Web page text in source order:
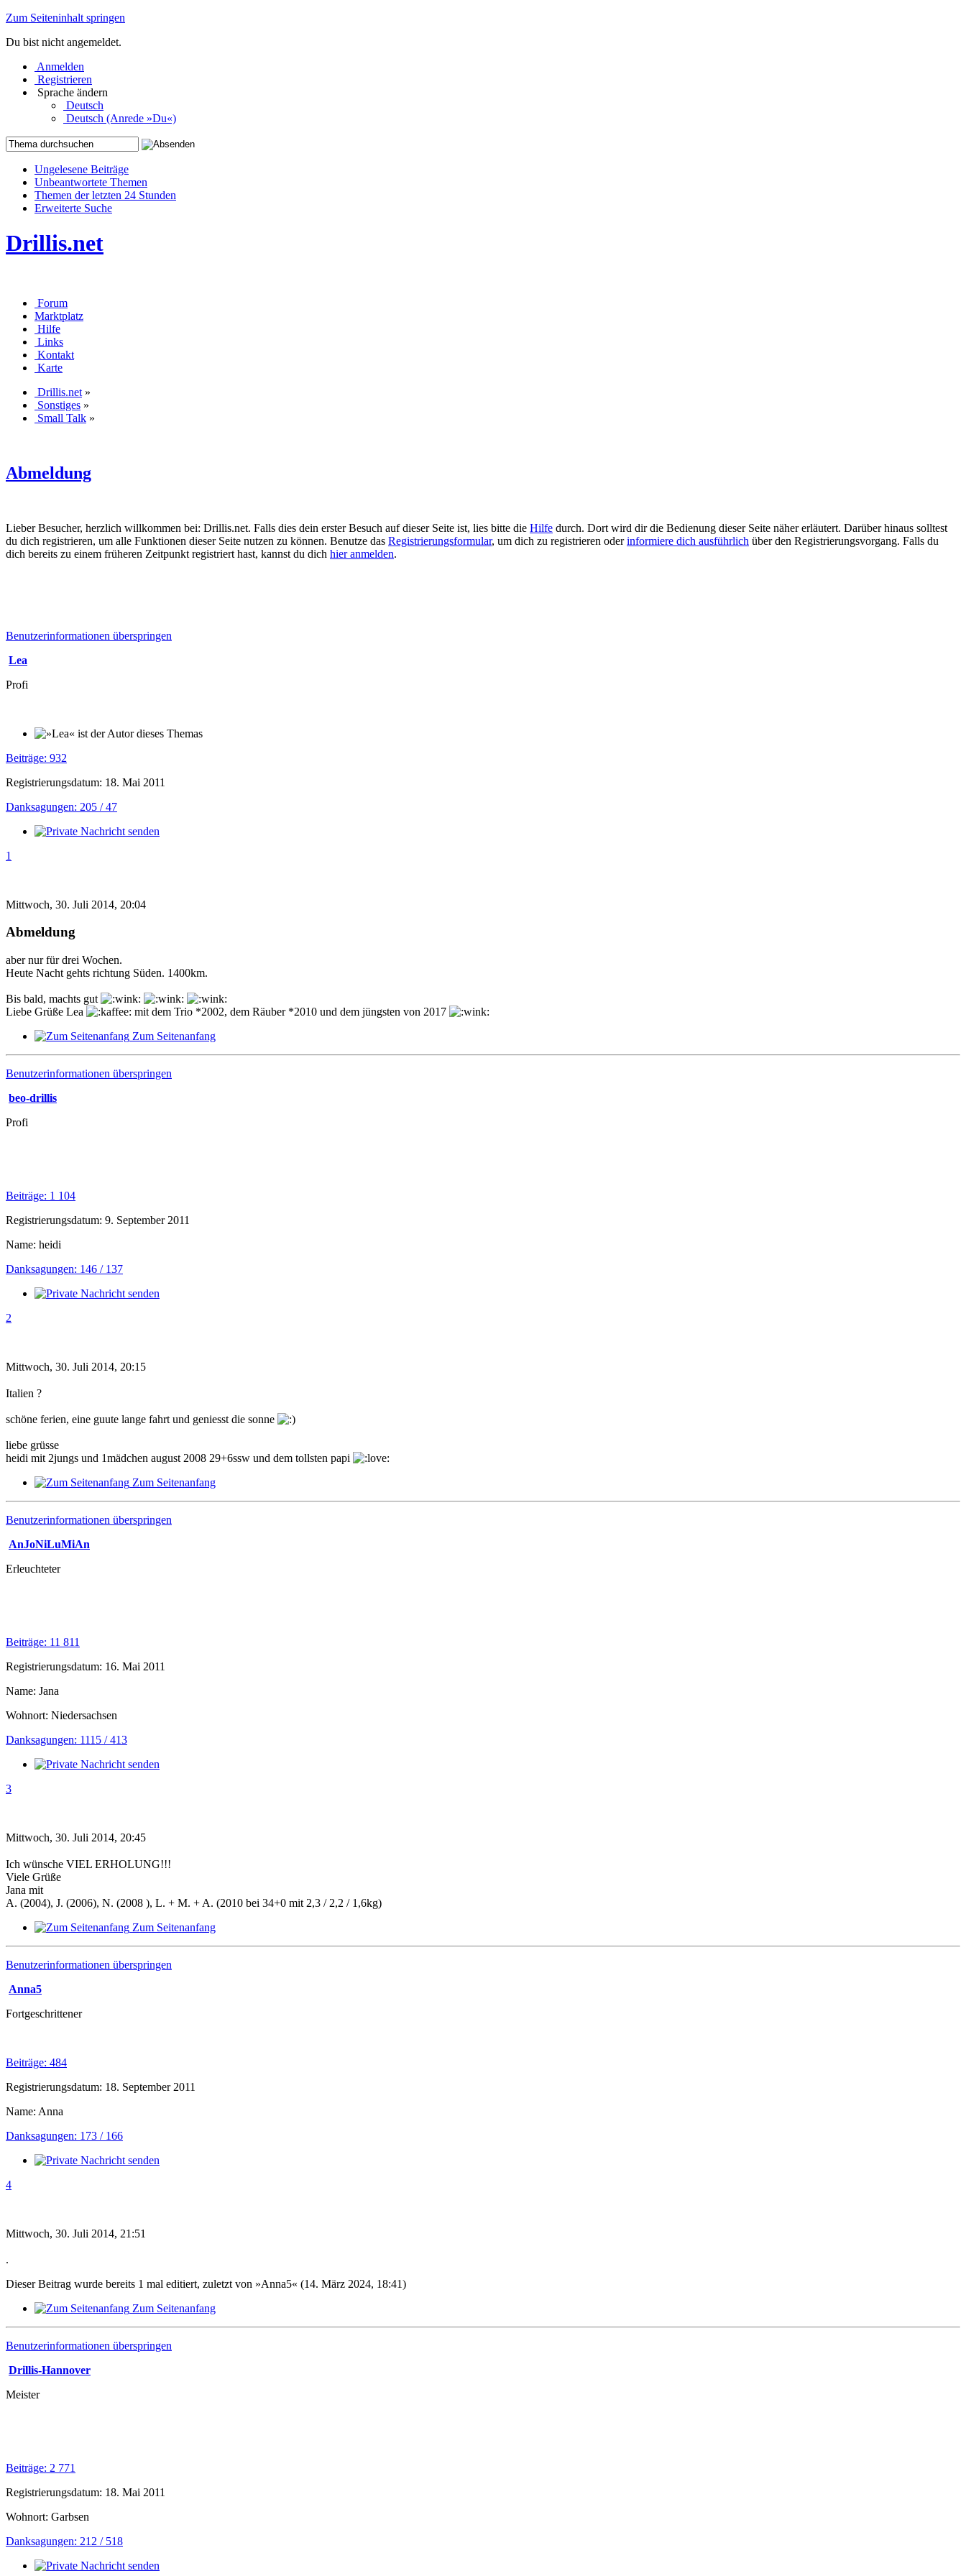
Zum Seiteninhalt springen
Du bist nicht angemeldet.
Anmelden
Registrieren
Sprache ändern
Deutsch
Deutsch (Anrede »Du«)
Ungelesene Beiträge
Unbeantwortete Themen
Themen der letzten 24 Stunden
Erweiterte Suche
Drillis.net
Forum
Marktplatz
Hilfe
Links
Kontakt
Karte
Drillis.net »
Sonstiges »
Small Talk »
Abmeldung
Lieber Besucher, herzlich willkommen bei: Drillis.net. Falls dies dein erster Besuch auf dieser Seite ist, lies bitte die Hilfe durch. Dort wird dir die Bedienung dieser Seite näher erläutert. Darüber hinaus solltest
du dich registrieren, um alle Funktionen dieser Seite nutzen zu können. Benutze das Registrierungsformular, um dich zu registrieren oderinformiere dich ausführlich über den Registrierungsvorgang. Falls du
dich bereits zu einem früheren Zeitpunkt registriert hast, kannst du dich hier anmelden.
Benutzerinformationen überspringen
Lea
Profi
Beiträge: 932
Registrierungsdatum: 18. Mai 2011
Danksagungen: 205 / 47
1
Mittwoch, 30. Juli 2014, 20:04
Abmeldung
aber nur für drei Wochen.
Heute Nacht gehts richtung Süden. 1400km.
Bis bald, machts gut
Liebe Grüße Lea
mit dem Trio *2002, dem Räuber *2010 und dem jüngsten von 2017
Zum Seitenanfang
Benutzerinformationen überspringen
beo-drillis
Profi
Beiträge: 1 104
Registrierungsdatum: 9. September 2011
Name: heidi
Danksagungen: 146 / 137
2
Mittwoch, 30. Juli 2014, 20:15
Italien ?
schöne ferien, eine guute lange fahrt und geniesst die sonne
liebe grüsse
heidi mit 2jungs und 1mädchen august 2008 29+6ssw und dem tollsten papi
Zum Seitenanfang
Benutzerinformationen überspringen
AnJoNiLuMiAn
Erleuchteter
Beiträge: 11 811
Registrierungsdatum: 16. Mai 2011
Name: Jana
Wohnort: Niedersachsen
Danksagungen: 1115 / 413
3
Mittwoch, 30. Juli 2014, 20:45
Ich wünsche VIEL ERHOLUNG!!!
Viele Grüße
Jana mit
A. (2004), J. (2006), N. (2008 ), L. + M. + A. (2010 bei 34+0 mit 2,3 / 2,2 / 1,6kg)
Zum Seitenanfang
Benutzerinformationen überspringen
Anna5
Fortgeschrittener
Beiträge: 484
Registrierungsdatum: 18. September 2011
Name: Anna
Danksagungen: 173 / 166
4
Mittwoch, 30. Juli 2014, 21:51
.
Dieser Beitrag wurde bereits 1 mal editiert, zuletzt von »Anna5« (14. März 2024, 18:41)
Zum Seitenanfang
Benutzerinformationen überspringen
Drillis-Hannover
Meister
Beiträge: 2 771
Registrierungsdatum: 18. Mai 2011
Wohnort: Garbsen
Danksagungen: 212 / 518